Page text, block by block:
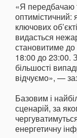
«Я передбачаю
оптимістичний:
ключових
видасться
становитиме
18:00 до 23:00.
більшості
відчуємо», —
Базовим і
сценарій, за
енергетичну